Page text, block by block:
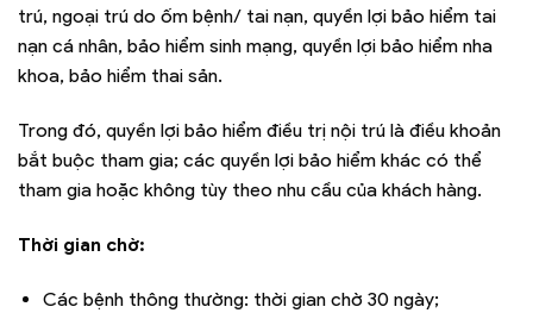
trú, ngoại trú do ốm bệnh/ tai nạn, quyền lợi bảo hiểm tai
nạn cá nhân, bảo hiểm sinh mạng, quyền lợi bảo hiểm nha
khoa, bảo hiểm thai sản.
Trong đó, quyền lợi bảo hiểm điều trị nội trú là điều khoản
bắt buộc tham gia; các quyền lợi bảo hiểm khác có thể
tham gia hoặc không tùy theo nhu cầu của khách hàng.
Thời gian chờ:
Các bệnh thông thường: thời gian chờ 30 ngày;